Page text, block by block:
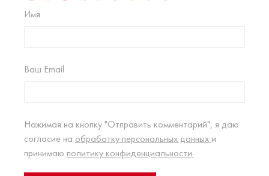
Имя
Ваш Email
Нажимая на кнопку "Отправить комментарий", я даю
согласие на обработку персональных данных и
принимаю политику конфиденциальности.